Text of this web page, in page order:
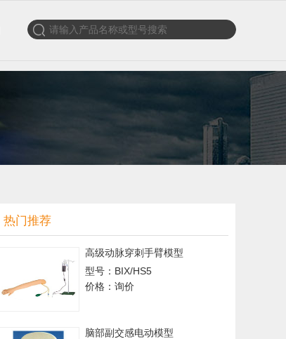
热门推荐
高级动脉穿刺手臂模型
型号：BIX/HS5
价格：询价
脑部副交感电动模型